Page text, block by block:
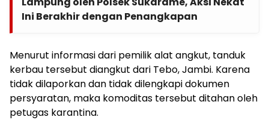
Ini Berakhir dengan Penangkapan
Menurut informasi dari pemilik alat angkut, tanduk
kerbau tersebut diangkut dari Tebo, Jambi. Karena
tidak dilaporkan dan tidak dilengkapi dokumen
persyaratan, maka komoditas tersebut ditahan oleh
petugas karantina.